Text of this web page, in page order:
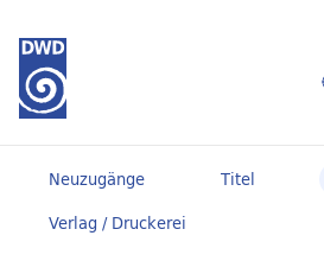
Neuzugänge Titel
Verlag / Druckerei